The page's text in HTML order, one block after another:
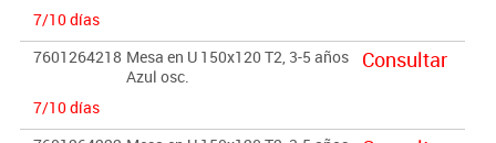
7/10 días
7601264218 Mesa en U 150x120 T2, 3-5 años
Azul osc.
7/10 días
Consultar